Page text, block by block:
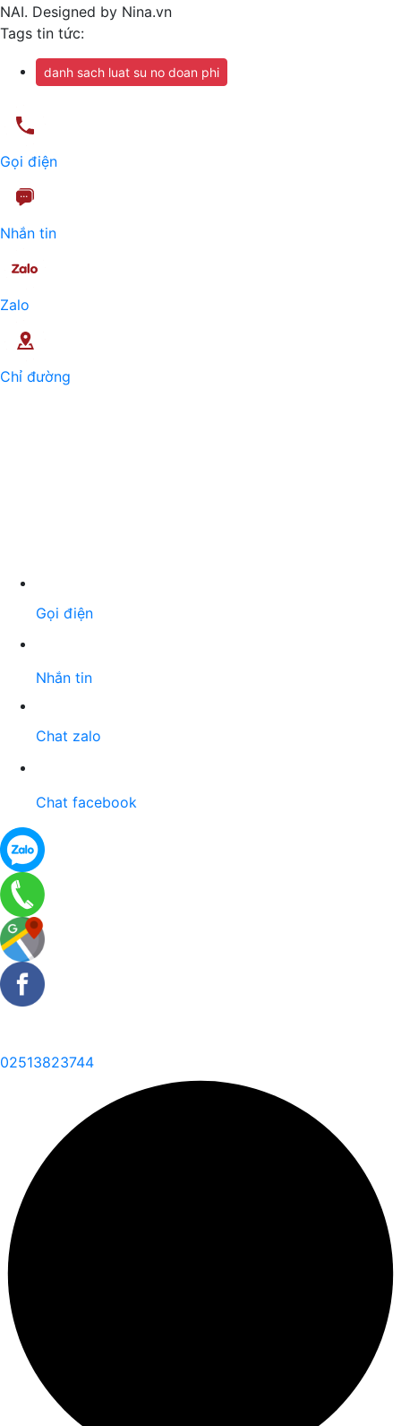
NAI. Designed by Nina.vn
Tags tin tức:
danh sach luat su no doan phi
Gọi điện
Nhắn tin
Zalo
Chỉ đường
Gọi điện
Nhắn tin
Chat zalo
Chat facebook
02513823744